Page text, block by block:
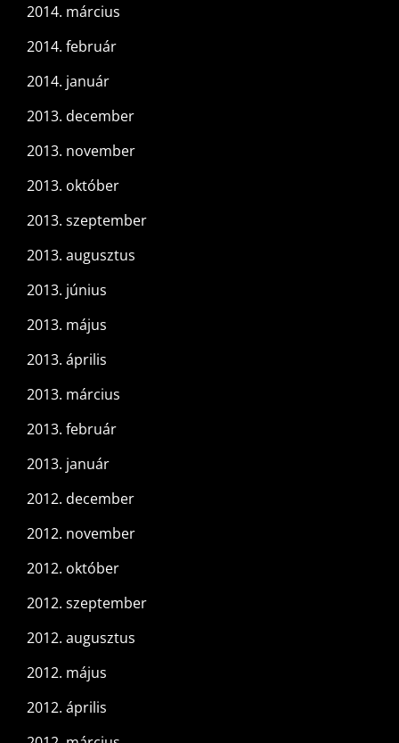
2014. március
2014. február
2014. január
2013. december
2013. november
2013. október
2013. szeptember
2013. augusztus
2013. június
2013. május
2013. április
2013. március
2013. február
2013. január
2012. december
2012. november
2012. október
2012. szeptember
2012. augusztus
2012. május
2012. április